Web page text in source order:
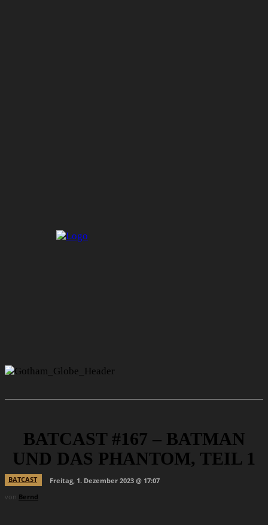
BATCAST #167 – BATMAN
UND DAS PHANTOM, TEIL 1
BATCAST
Freitag, 1. Dezember 2023 @ 17:07
von Bernd